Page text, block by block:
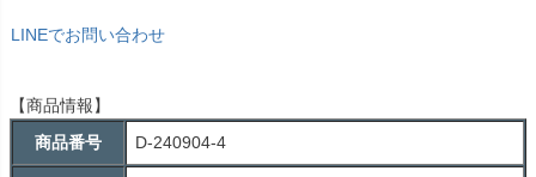
LINEでお問い合わせ
【商品情報】
商品番号
D-240904-4